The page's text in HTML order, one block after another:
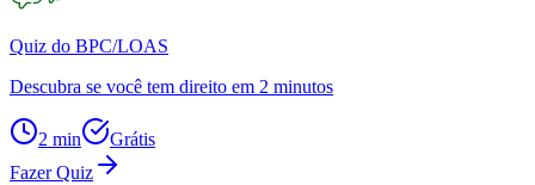
Quiz do BPC/LOAS
Descubra se você tem direito em 2 minutos
2 min
Grátis
Fazer Quiz